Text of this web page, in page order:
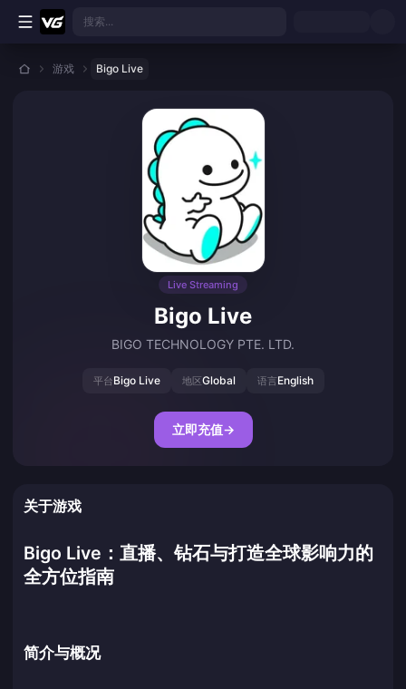
跳转至主要内容
搜索...
游戏 Bigo Live
Live Streaming
Bigo Live
BIGO TECHNOLOGY PTE. LTD.
平台Bigo Live 地区Global 语言English
立即充值→
关于游戏
Bigo Live：直播、钻石与打造全球影响力的
全方位指南
简介与概况